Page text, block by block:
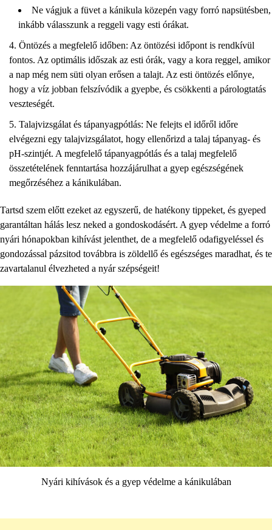
Ne vágjuk a füvet a kánikula közepén vagy forró napsütésben,
inkább válasszunk a reggeli vagy esti órákat.
Öntözés a megfelelő időben: Az öntözési időpont is rendkívül
fontos. Az optimális időszak az esti órák, vagy a kora reggel, amikor
a nap még nem süti olyan erősen a talajt. Az esti öntözés előnye,
hogy a víz jobban felszívódik a gyepbe, és csökkenti a párologtatás
veszteségét.
Talajvizsgálat és tápanyagpótlás: Ne felejts el időről időre
elvégezni egy talajvizsgálatot, hogy ellenőrizd a talaj tápanyag- és
pH-szintjét. A megfelelő tápanyagpótlás és a talaj megfelelő
összetételének fenntartása hozzájárulhat a gyep egészségének
megőrzéséhez a kánikulában.
Tartsd szem előtt ezeket az egyszerű, de hatékony tippeket, és gyeped
garantáltan hálás lesz neked a gondoskodásért. A gyep védelme a forró
nyári hónapokban kihívást jelenthet, de a megfelelő odafigyeléssel és
gondozással pázsitod továbbra is zöldellő és egészséges maradhat, és te
zavartalanul élvezheted a nyár szépségeit!
Nyári kihívások és a gyep védelme a kánikulában